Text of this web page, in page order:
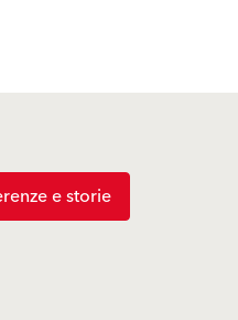
e storie